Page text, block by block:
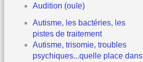
Audition (ouīe)
Autisme, les bactéries, les
pistes de traitement
Autisme, trisomie, troubles
psychiques...quelle place dans